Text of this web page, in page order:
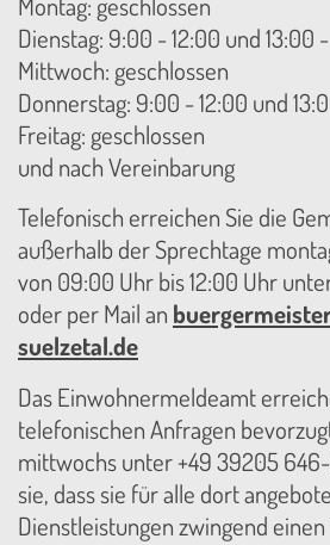
Dienstag: 9:00 - 12:00 und 13:00
Mittwoch: geschlossen
Donnerstag: 9:00 - 12:00 und
Freitag: geschlossen
und nach Vereinbarung
Telefonisch erreichen Sie die
außerhalb der Sprechtage
von 09:00 Uhr bis 12:00 Uhr
oder per Mail an
suelzetal.de
Das Einwohnermeldeamt
telefonischen Anfragen
mittwochs unter +49 39205
sie, dass sie für alle dort
Dienstleistungen zwingend